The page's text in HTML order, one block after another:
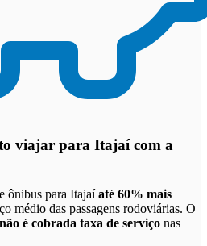
viajar para Itajaí com a
ônibus para Itajaíaté 60% mais
médio das passagens rodoviárias. O
é cobrada taxa de serviço nas